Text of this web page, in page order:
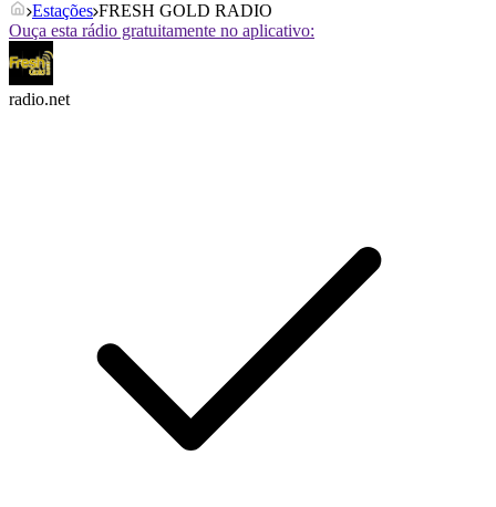
Estações FRESH GOLD RADIO
Ouça esta rádio gratuitamente no aplicativo:
radio.net